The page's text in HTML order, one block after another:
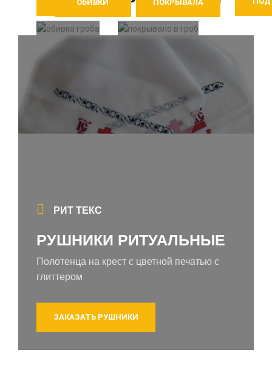
ОБИВКИ
ПОКРЫВАЛА
РИТ ТЕКС
РУШНИКИ РИТУАЛЬНЫЕ
Полотенца на крест с цветной печатью с
глиттером
ЗАКАЗАТЬ РУШНИКИ